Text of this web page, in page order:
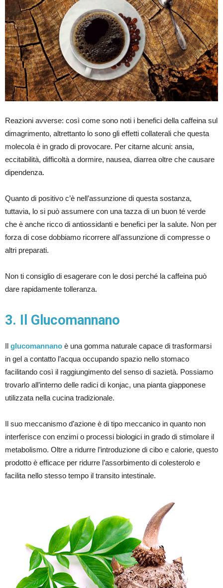
Reazioni avverse: così come sono noti i benefici della caffeina sul
dimagrimento, altrettanto lo sono gli effetti collaterali che questa
molecola è in grado di provocare. Per citarne alcuni: ansia,
eccitabilità, difficoltà a dormire, nausea, diarrea oltre che causare
dipendenza.
Quanto di positivo c’è nell’assunzione di questa sostanza,
tuttavia, lo si può assumere con una tazza di un buon té verde
che è anche ricco di antiossidanti e benefici per la salute. Non per
forza di cose dobbiamo ricorrere all’assunzione di compresse o
altri preparati.
Non ti consiglio di esagerare con le dosi perché la caffeina può
dare rapidamente tolleranza.
3. Il Glucomannano
Il glucomannano è una gomma naturale capace di trasformarsi
in gel a contatto l’acqua occupando spazio nello stomaco
facilitando così il raggiungimento del senso di sazietà. Possiamo
trovarlo all’interno delle radici di konjac, una pianta giapponese
utilizzata nella cucina tradizionale.
Il suo meccanismo d’azione è di tipo meccanico in quanto non
interferisce con enzimi o processi biologici in grado di stimolare il
metabolismo. Oltre a ridurre l’introduzione di cibo e calorie, questo
prodotto è efficace per ridurre l’assorbimento di colesterolo e
facilita nello stesso tempo il transito intestinale.